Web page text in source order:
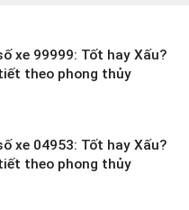
xe 99999: Tốt hay Xấu?
theo phong thủy
xe 04953: Tốt hay Xấu?
theo phong thủy